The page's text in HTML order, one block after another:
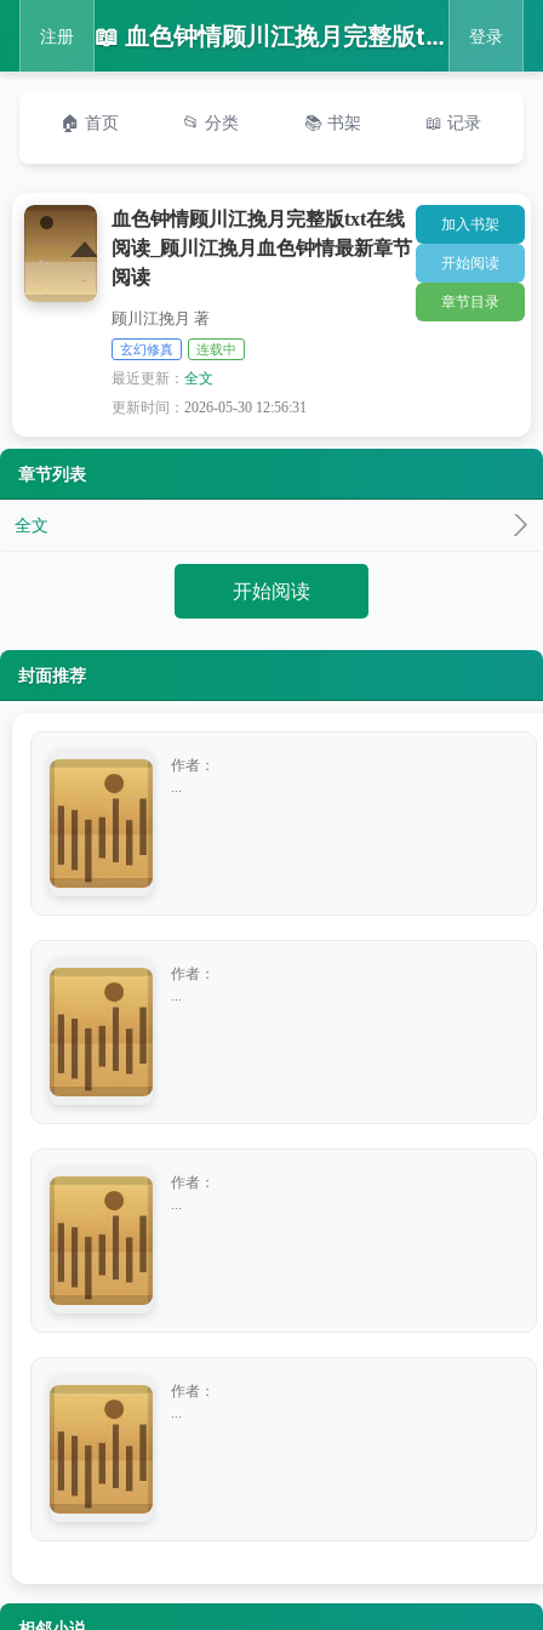
注册 📖 血色钟情顾川江挽月完整版txt在线阅读_顾川江挽月血色钟情最新章节阅读 登录
🏠 首页 📂 分类 📚 书架 📖 记录
血色钟情顾川江挽月完整版txt在线
阅读_顾川江挽月血色钟情最新章节
阅读
顾川江挽月 著
玄幻修真 连载中
最近更新：全文
更新时间：2026-05-30 12:56:31
加入书架
开始阅读
章节目录
章节列表
全文
开始阅读
封面推荐
作者：
作者：
作者：
作者：